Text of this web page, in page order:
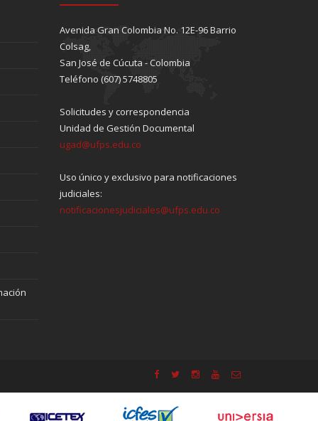
Avenida Gran Colombia No. 12E-96 Barrio
Colsag,
San José de Cúcuta - Colombia
Teléfono (607) 5748805
Solicitudes y correspondencia
Unidad de Gestión Documental
ugad@ufps.edu.co
Uso único y exclusivo para notificaciones
judiciales:
notificacionesjudiciales@ufps.edu.co